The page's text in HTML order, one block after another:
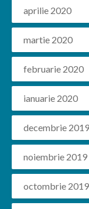
aprilie 2020
martie 2020
februarie 2020
ianuarie 2020
decembrie 2019
noiembrie 2019
octombrie 2019